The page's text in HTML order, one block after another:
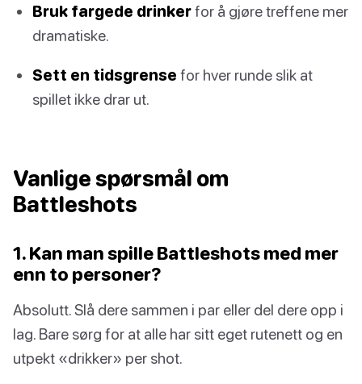
Bruk fargede drinkerfor å gjøre treffene mer
dramatiske.
Sett en tidsgrense for hver runde slik at
spillet ikke drar ut.
Vanlige spørsmål om
Battleshots
1. Kan man spille Battleshots med mer
enn to personer?
Absolutt. Slå dere sammen i par eller del dere opp i
lag. Bare sørg for at alle har sitt eget rutenett og en
utpekt «drikker» per shot.